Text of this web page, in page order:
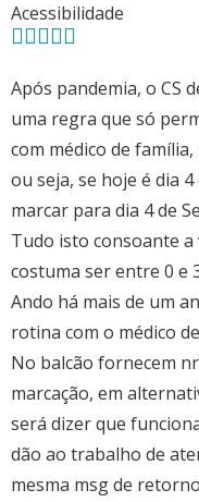
Acessibilidade
Após pandemia, o CS
uma regra que só
com médico de
ou seja, se hoje é dia
marcar para dia 4 de
Tudo isto consoante a
costuma ser entre 0 e
Ando há mais de um
rotina com o médico
No balcão fornecem
marcação, em
será dizer que
dão ao trabalho de
mesma msg de